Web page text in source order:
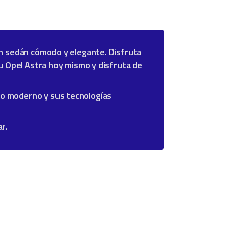
sedán cómodo y elegante. Disfruta
Opel Astra hoy mismo y disfruta de
moderno y sus tecnologías